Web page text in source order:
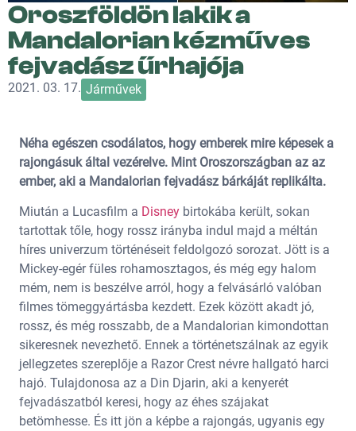
Oroszföldön lakik a
Mandalorian kézműves
fejvadász űrhajója
2021. 03. 17. Járművek
Néha egészen csodálatos, hogy emberek mire képesek a
rajongásuk által vezérelve. Mint Oroszországban az az
ember, aki a Mandalorian fejvadász bárkáját replikálta.
Miután a Lucasfilm a Disney birtokába került, sokan
tartottak tőle, hogy rossz irányba indul majd a méltán
híres univerzum történéseit feldolgozó sorozat. Jött is a
Mickey-egér füles rohamosztagos, és még egy halom
mém, nem is beszélve arról, hogy a felvásárló valóban
filmes tömeggyártásba kezdett. Ezek között akadt jó,
rossz, és még rosszabb, de a Mandalorian kimondottan
sikeresnek nevezhető. Ennek a történetszálnak az egyik
jellegzetes szereplője a Razor Crest névre hallgató harci
hajó. Tulajdonosa az a Din Djarin, aki a kenyerét
fejvadászatból keresi, hogy az éhes szájakat
betömhesse. És itt jön a képbe a rajongás, ugyanis egy